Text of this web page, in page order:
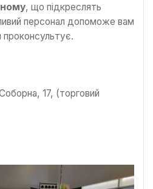
, що підкреслять
персонал допоможе вам
проконсультує.
17, (торговий